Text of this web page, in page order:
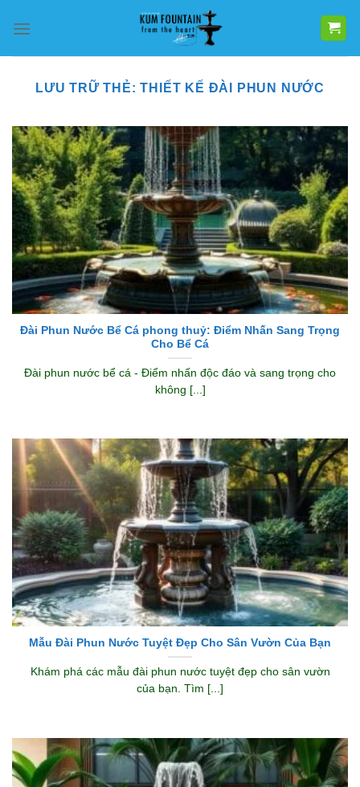
qua
LƯU TRỮ THẺ:THIẾT KẾ ĐÀI PHUN NƯỚC
Đài Phun Nước Bể Cá phong thuỷ: Điểm Nhấn Sang Trọng
Cho Bể Cá
Đài phun nước bể cá - Điểm nhấn độc đáo và sang trọng cho
không [...]
Mẫu Đài Phun Nước Tuyệt Đẹp Cho Sân Vườn Của Bạn
Khám phá các mẫu đài phun nước tuyệt đẹp cho sân vườn
của bạn. Tìm [...]